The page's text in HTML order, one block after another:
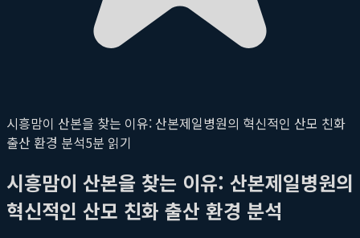
시흥맘이 산본을 찾는 이유: 산본제일병원의 혁신적인 산모 친화
출산 환경 분석5분 읽기
시흥맘이 산본을 찾는 이유: 산본제일병원의
혁신적인 산모 친화 출산 환경 분석